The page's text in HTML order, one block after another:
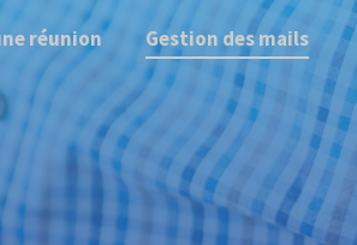
réunion Gestion des mails